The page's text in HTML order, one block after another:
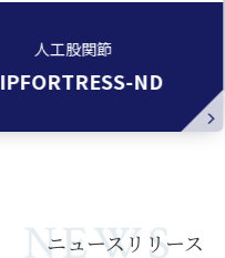
関節
ND
ニュースリリース